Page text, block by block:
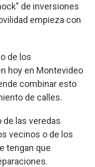
de inversiones
empieza con
de los
hoy en Montevideo
combinar esto
de calles.
de las veredas
vecinos o de los
tengan que